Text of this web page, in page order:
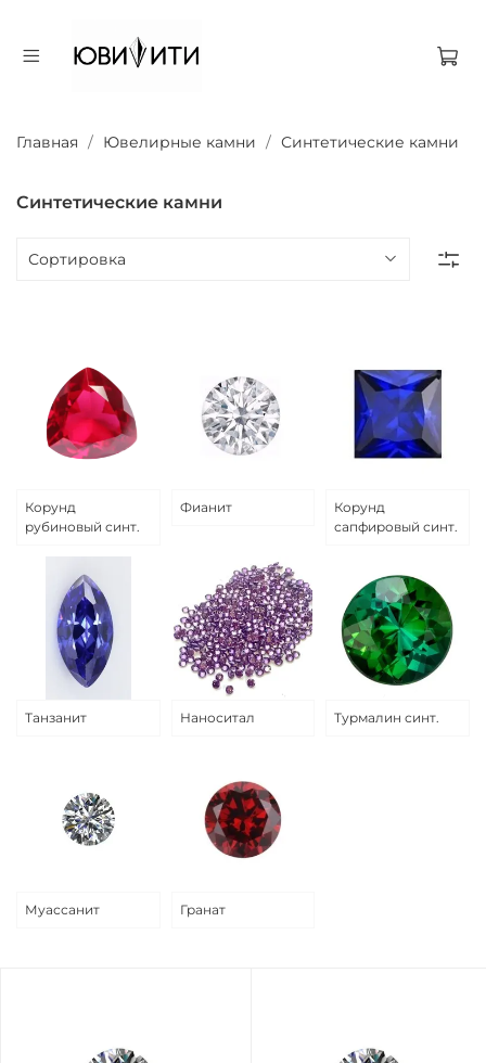
Главная Ювелирные камни Синтетические камни
Синтетические камни
Корунд
рубиновый синт.
Фианит
Корунд
сапфировый синт.
Танзанит Наноситал Турмалин синт.
Муассанит Гранат